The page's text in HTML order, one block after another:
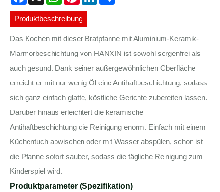
Produktbeschreibung
Das Kochen mit dieser Bratpfanne mit Aluminium-Keramik-
Marmorbeschichtung von HANXIN ist sowohl sorgenfrei als
auch gesund. Dank seiner außergewöhnlichen Oberfläche
erreicht er mit nur wenig Öl eine Antihaftbeschichtung, sodass
sich ganz einfach glatte, köstliche Gerichte zubereiten lassen.
Darüber hinaus erleichtert die keramische
Antihaftbeschichtung die Reinigung enorm. Einfach mit einem
Küchentuch abwischen oder mit Wasser abspülen, schon ist
die Pfanne sofort sauber, sodass die tägliche Reinigung zum
Kinderspiel wird.
Produktparameter (Spezifikation)